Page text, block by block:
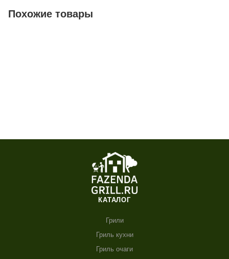
Похожие товары
КАТАЛОГ
Грили
Гриль кухни
Гриль очаги